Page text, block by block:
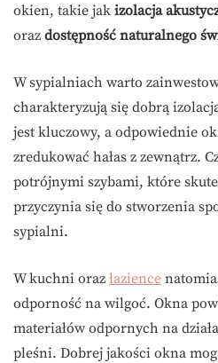
okien, takie jak izolacja
oraz dostępność naturalnego
W sypialniach warto
charakteryzują się dobrą
jest kluczowy, a odpowiednie
zredukować hałas z zewnątrz.
potrójnymi szybami, które
przyczynia się do stworzenia
sypialni.
W kuchni oraz łazience
odporność na wilgoć. Okna
materiałów odpornych na
pleśni. Dobrej jakości okna